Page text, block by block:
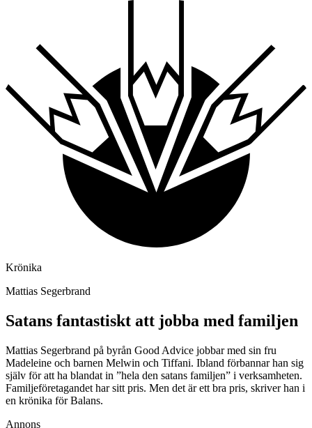
Krönika
Mattias Segerbrand
Satans fantastiskt att jobba med familjen
Mattias Segerbrand på byrån Good Advice jobbar med sin fru
Madeleine och barnen Melwin och Tiffani. Ibland förbannar han sig
själv för att ha blandat in ”hela den satans familjen” i verksamheten.
Familjeföretagandet har sitt pris. Men det är ett bra pris, skriver han i
en krönika för Balans.
Annons